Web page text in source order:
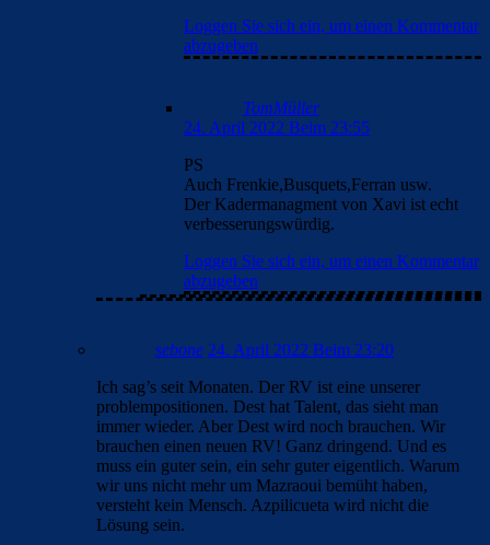
Loggen Sie sich ein, um einen Kommentar
abzugeben
TomMüller
24. April 2022 Beim 23:55
PS
Auch Frenkie,Busquets,Ferran usw.
Der Kadermanagment von Xavi ist echt
verbesserungswürdig.
Loggen Sie sich ein, um einen Kommentar
abzugeben
sebone 24. April 2022 Beim 23:20
Ich sag’s seit Monaten. Der RV ist eine unserer
problempositionen. Dest hat Talent, das sieht man
immer wieder. Aber Dest wird noch brauchen. Wir
brauchen einen neuen RV! Ganz dringend. Und es
muss ein guter sein, ein sehr guter eigentlich. Warum
wir uns nicht mehr um Mazraoui bemüht haben,
versteht kein Mensch. Azpilicueta wird nicht die
Lösung sein.